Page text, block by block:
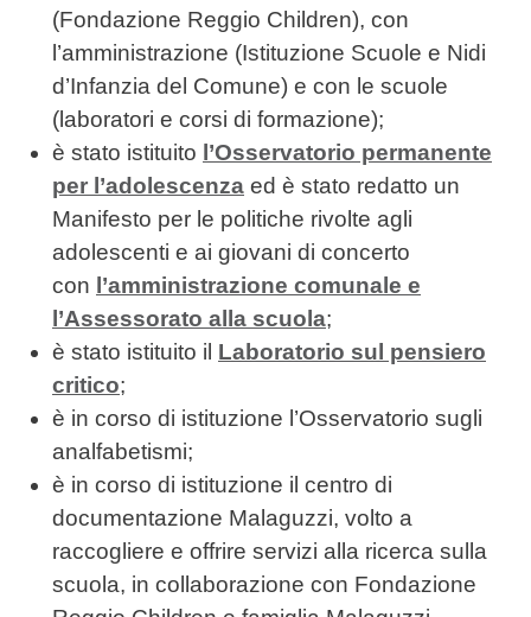
(Fondazione Reggio Children), con
l’amministrazione (Istituzione Scuole e Nidi
d’Infanzia del Comune) e con le scuole
(laboratori e corsi di formazione);
è stato istituito l’Osservatorio permanente
per l’adolescenza ed è stato redatto un
Manifesto per le politiche rivolte agli
adolescenti e ai giovani di concerto
con l’amministrazione comunale e
l’Assessorato alla scuola;
è stato istituito il Laboratorio sul pensiero
critico;
è in corso di istituzione l’Osservatorio sugli
analfabetismi;
è in corso di istituzione il centro di
documentazione Malaguzzi, volto a
raccogliere e offrire servizi alla ricerca sulla
scuola, in collaborazione con Fondazione